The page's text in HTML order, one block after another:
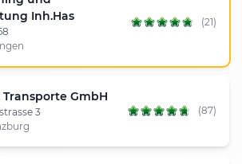
Inh.Has
(21)
GmbH
3
(87)